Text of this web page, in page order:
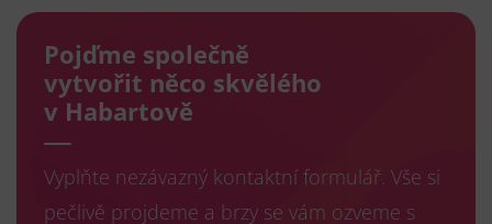
Pojďme společně
vytvořit něco skvělého
v Habartově
Vyplňte nezávazný kontaktní formulář. Vše si
pečlivě projdeme a brzy se vám ozveme s